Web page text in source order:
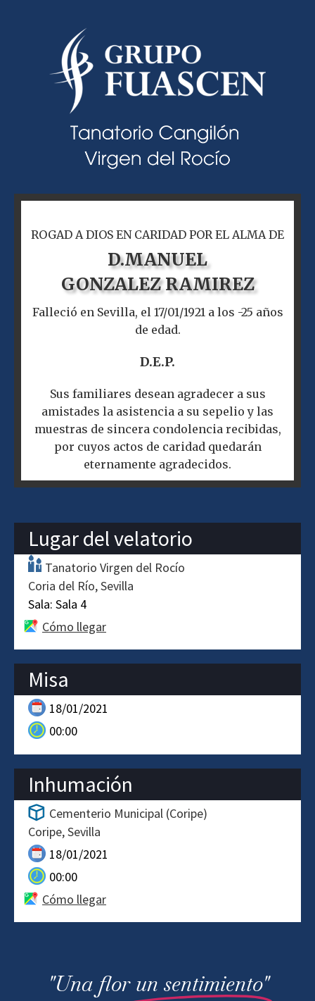
ROGAD A DIOS EN CARIDAD POR EL ALMA DE
D.MANUEL
GONZALEZ RAMIREZ
Falleció en Sevilla, el 17/01/1921 a los -25 años
de edad.
D.E.P.
Sus familiares desean agradecer a sus
amistades la asistencia a su sepelio y las
muestras de sincera condolencia recibidas,
por cuyos actos de caridad quedarán
eternamente agradecidos.
Lugar del velatorio
Tanatorio Virgen del Rocío
Coria del Río Sevilla
Sala: Sala 4
Cómo llegar
Misa
18/01/2021
00:00
Inhumación
Cementerio Municipal (Coripe)
Coripe Sevilla
18/01/2021
00:00
Cómo llegar
"Una flor un sentimiento"